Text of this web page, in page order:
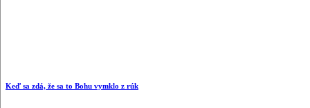
Keď sa zdá, že sa to Bohu vymklo z rúk